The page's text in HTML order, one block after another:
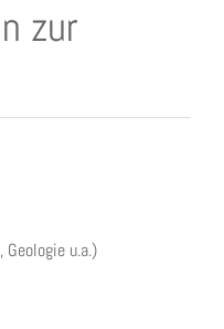
zur
u.a.)